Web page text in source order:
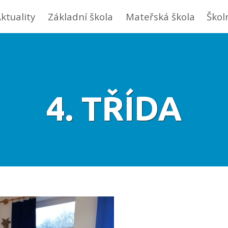
Základní škola Mateřská škola
4. TŘÍDA